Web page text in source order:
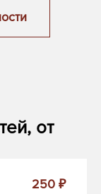
от
250 ₽